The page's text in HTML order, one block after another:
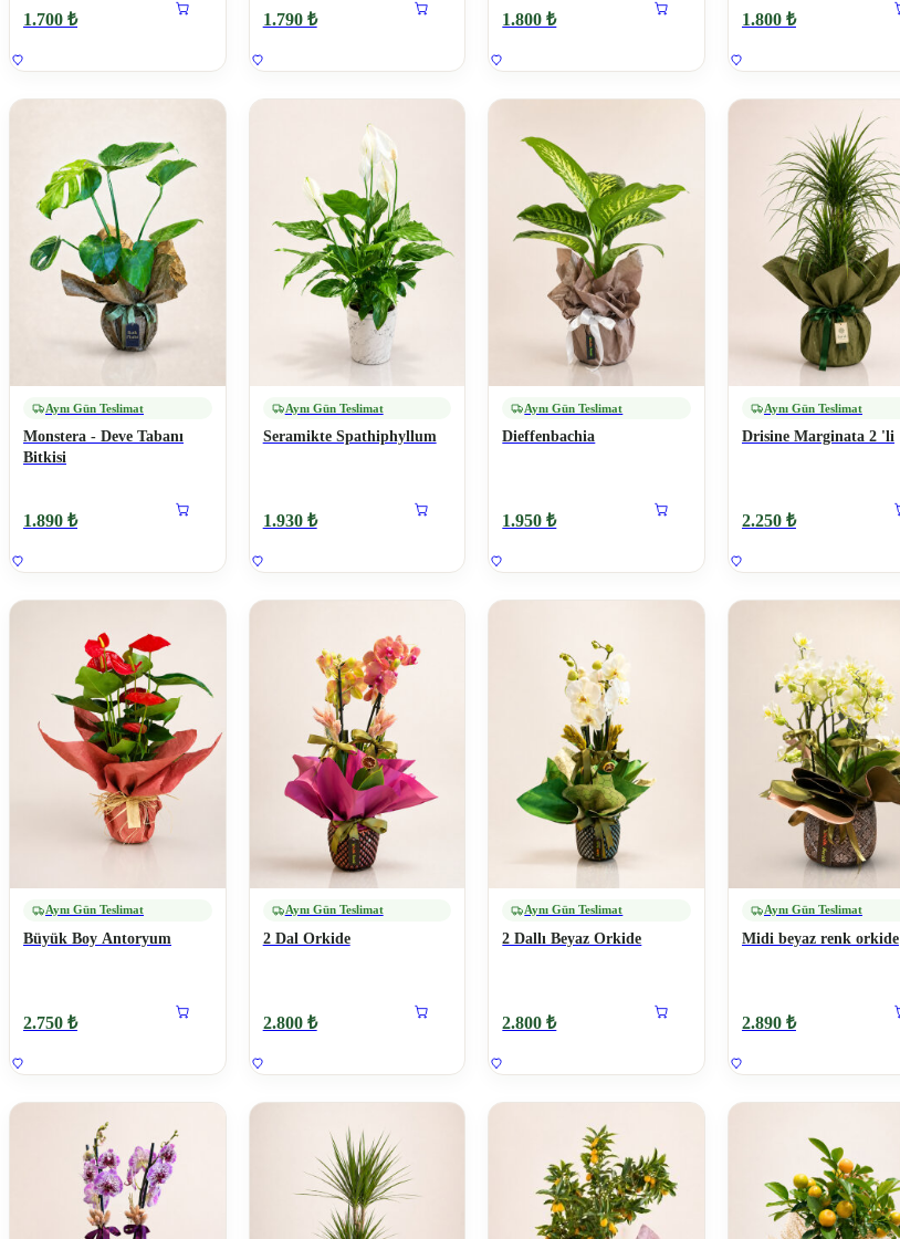
1.700 ₺ 1.790 ₺ 1.800 ₺ 1.800 ₺
Aynı Gün Teslimat
Monstera - Deve Tabanı
Bitkisi
1.890 ₺
Aynı Gün Teslimat
Seramikte Spathiphyllum
1.930 ₺
Aynı Gün Teslimat
Dieffenbachia
1.950 ₺
Aynı Gün Teslimat
Drisine Marginata 2 'li
2.250 ₺
Aynı Gün Teslimat
Büyük Boy Antoryum
2.750 ₺
Aynı Gün Teslimat
2 Dal Orkide
2.800 ₺
Aynı Gün Teslimat
2 Dallı Beyaz Orkide
2.800 ₺
Aynı Gün Teslimat
Midi beyaz renk orkide
2.890 ₺